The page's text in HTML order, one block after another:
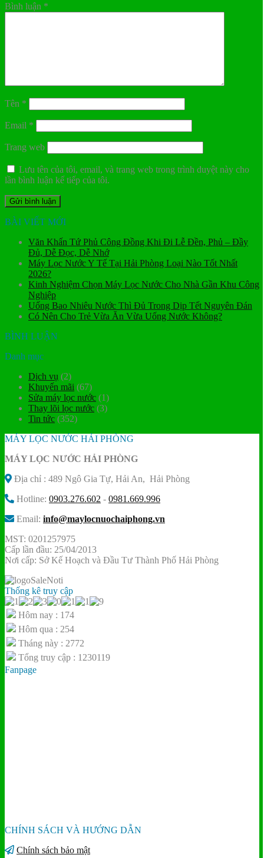
Bình luận *
Tên *
Email *
Trang web
Lưu tên của tôi, email, và trang web trong trình duyệt này cho
lần bình luận kế tiếp của tôi.
BÀI VIẾT MỚI
Văn Khấn Tứ Phủ Công Đồng Khi Đi Lễ Đền, Phủ – Đầy
Đủ, Dễ Đọc, Dễ Nhớ
Máy Lọc Nước Y Tế Tại Hải Phòng Loại Nào Tốt Nhất
2026?
Kinh Nghiệm Chọn Máy Lọc Nước Cho Nhà Gần Khu Công
Nghiệp
Uống Bao Nhiêu Nước Thì Đủ Trong Dịp Tết Nguyên Đán
Có Nên Cho Trẻ Vừa Ăn Vừa Uống Nước Không?
BÌNH LUẬN
Danh mục
Dịch vụ (2)
Khuyến mãi (67)
Sửa máy lọc nước (1)
Thay lõi lọc nước (3)
Tin tức (352)
MÁY LỌC NƯỚC HẢI PHÒNG
MÁY LỌC NƯỚC HẢI PHÒNG
Địa chỉ : 489 Ngô Gia Tự, Hải An, Hải Phòng
Hotline: 0903.276.602 - 0981.669.996
Email: info@maylocnuochaiphong.vn
MST: 0201257975
Cấp lần đầu: 25/04/2013
Nơi cấp: Sở Kế Hoạch và Đầu Tư Thành Phố Hải Phòng
Thống kê truy cập
Hôm nay : 174
Hôm qua : 254
Tháng này : 2772
Tổng truy cập : 1230119
Fanpage
CHÍNH SÁCH VÀ HƯỚNG DẪN
Chính sách bảo mật